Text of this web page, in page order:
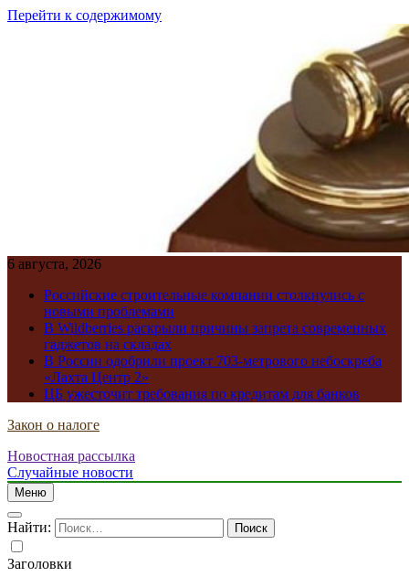
Перейти к содержимому
6 августа, 2026
Российские строительные компании столкнулись с
новыми проблемами
В Wildberries раскрыли причины запрета современных
гаджетов на складах
В России одобрили проект 703-метрового небоскреба
«Лахта Центр 2»
ЦБ ужесточит требования по кредитам для банков
Закон о налоге
Новостная рассылка
Случайные новости
Меню
Найти:
Заголовки